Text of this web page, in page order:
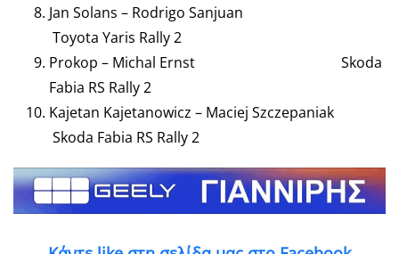
Jan Solans – Rodrigo Sanjuan
Toyota Yaris Rally 2
Prokop – Michal Ernst Skoda
Fabia RS Rally 2
Kajetan Kajetanowicz – Maciej Szczepaniak
Skoda Fabia RS Rally 2